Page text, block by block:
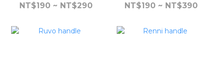
NT$190 ~ NT$290 NT$190 ~ NT$390